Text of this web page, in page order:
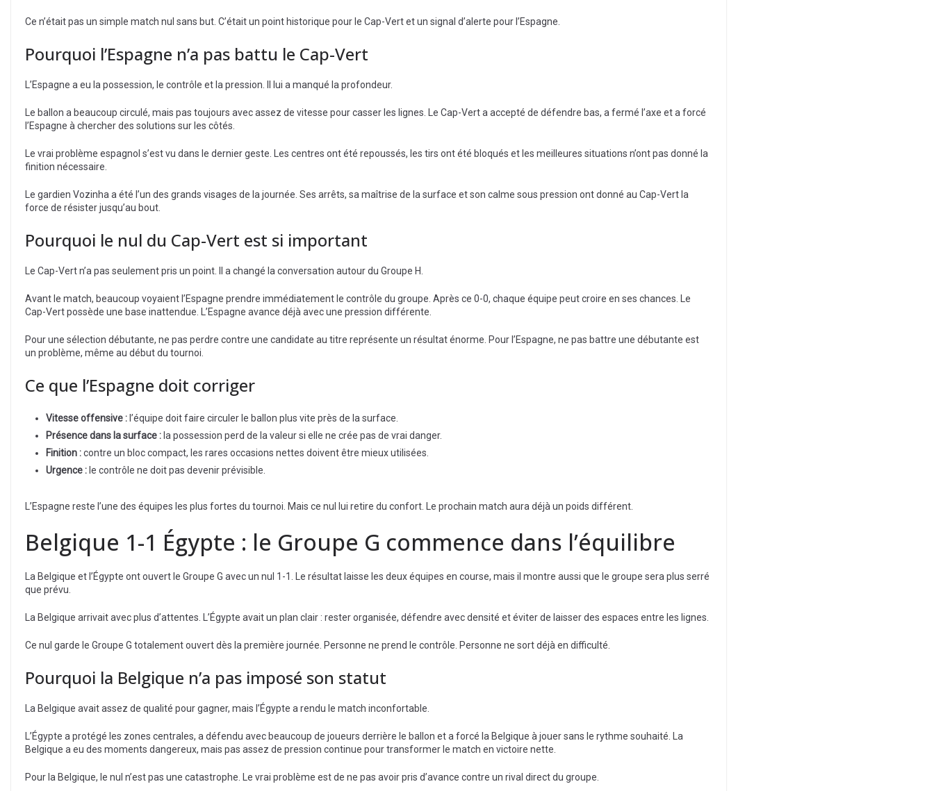
Ce n’était pas un simple match nul sans but. C’était un point historique pour le Cap-Vert et un signal d’alerte pour l’Espagne.
Pourquoi l’Espagne n’a pas battu le Cap-Vert
L’Espagne a eu la possession, le contrôle et la pression. Il lui a manqué la profondeur.
Le ballon a beaucoup circulé, mais pas toujours avec assez de vitesse pour casser les lignes. Le Cap-Vert a accepté de défendre bas, a fermé l’axe et a forcé
l’Espagne à chercher des solutions sur les côtés.
Le vrai problème espagnol s’est vu dans le dernier geste. Les centres ont été repoussés, les tirs ont été bloqués et les meilleures situations n’ont pas donné la
finition nécessaire.
Le gardien Vozinha a été l’un des grands visages de la journée. Ses arrêts, sa maîtrise de la surface et son calme sous pression ont donné au Cap-Vert la
force de résister jusqu’au bout.
Pourquoi le nul du Cap-Vert est si important
Le Cap-Vert n’a pas seulement pris un point. Il a changé la conversation autour du Groupe H.
Avant le match, beaucoup voyaient l’Espagne prendre immédiatement le contrôle du groupe. Après ce 0-0, chaque équipe peut croire en ses chances. Le
Cap-Vert possède une base inattendue. L’Espagne avance déjà avec une pression différente.
Pour une sélection débutante, ne pas perdre contre une candidate au titre représente un résultat énorme. Pour l’Espagne, ne pas battre une débutante est
un problème, même au début du tournoi.
Ce que l’Espagne doit corriger
Vitesse offensive : l’équipe doit faire circuler le ballon plus vite près de la surface.
Présence dans la surface : la possession perd de la valeur si elle ne crée pas de vrai danger.
Finition :contre un bloc compact, les rares occasions nettes doivent être mieux utilisées.
Urgence : le contrôle ne doit pas devenir prévisible.
L’Espagne reste l’une des équipes les plus fortes du tournoi. Mais ce nul lui retire du confort. Le prochain match aura déjà un poids différent.
Belgique 1-1 Égypte : le Groupe G commence dans l’équilibre
La Belgique et l’Égypte ont ouvert le Groupe G avec un nul 1-1. Le résultat laisse les deux équipes en course, mais il montre aussi que le groupe sera plus serré
que prévu.
La Belgique arrivait avec plus d’attentes. L’Égypte avait un plan clair : rester organisée, défendre avec densité et éviter de laisser des espaces entre les lignes.
Ce nul garde le Groupe G totalement ouvert dès la première journée. Personne ne prend le contrôle. Personne ne sort déjà en difficulté.
Pourquoi la Belgique n’a pas imposé son statut
La Belgique avait assez de qualité pour gagner, mais l’Égypte a rendu le match inconfortable.
L’Égypte a protégé les zones centrales, a défendu avec beaucoup de joueurs derrière le ballon et a forcé la Belgique à jouer sans le rythme souhaité. La
Belgique a eu des moments dangereux, mais pas assez de pression continue pour transformer le match en victoire nette.
Pour la Belgique, le nul n’est pas une catastrophe. Le vrai problème est de ne pas avoir pris d’avance contre un rival direct du groupe.